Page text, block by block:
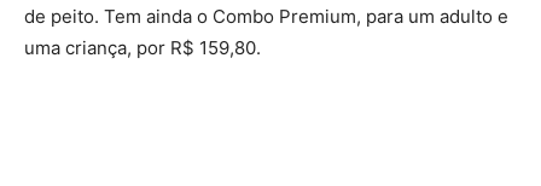
de peito. Tem ainda o Combo Premium, para um adulto e
uma criança, por R$ 159,80.